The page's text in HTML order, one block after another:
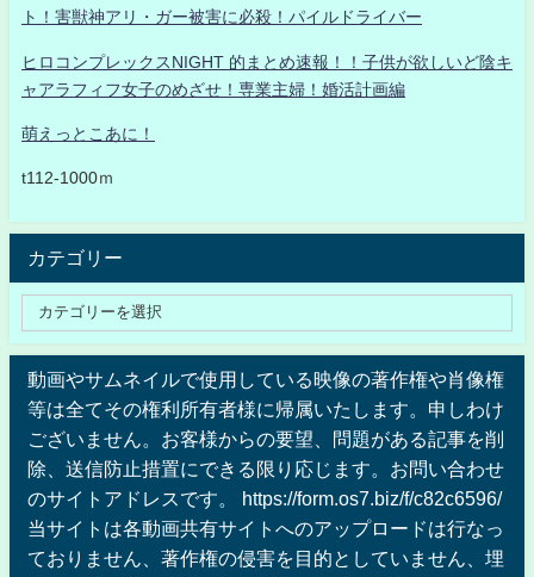
ト！害獣神アリ・ガー被害に必殺！パイルドライバー
ヒロコンプレックスNIGHT 的まとめ速報！！子供が欲しいど陰キ
ャアラフィフ女子のめざせ！専業主婦！婚活計画編
萌えっとこあに！
t112-1000ｍ
カテゴリー
動画やサムネイルで使用している映像の著作権や肖像権
等は全てその権利所有者様に帰属いたします。申しわけ
ございません。お客様からの要望、問題がある記事を削
除、送信防止措置にできる限り応じます。お問い合わせ
のサイトアドレスです。 https://form.os7.biz/f/c82c6596/
当サイトは各動画共有サイトへのアップロードは行なっ
ておりません、著作権の侵害を目的としていません、埋